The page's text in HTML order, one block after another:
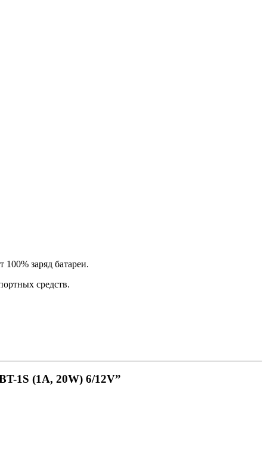
заряд батареи.
средств.
1S (1A, 20W) 6/12V”